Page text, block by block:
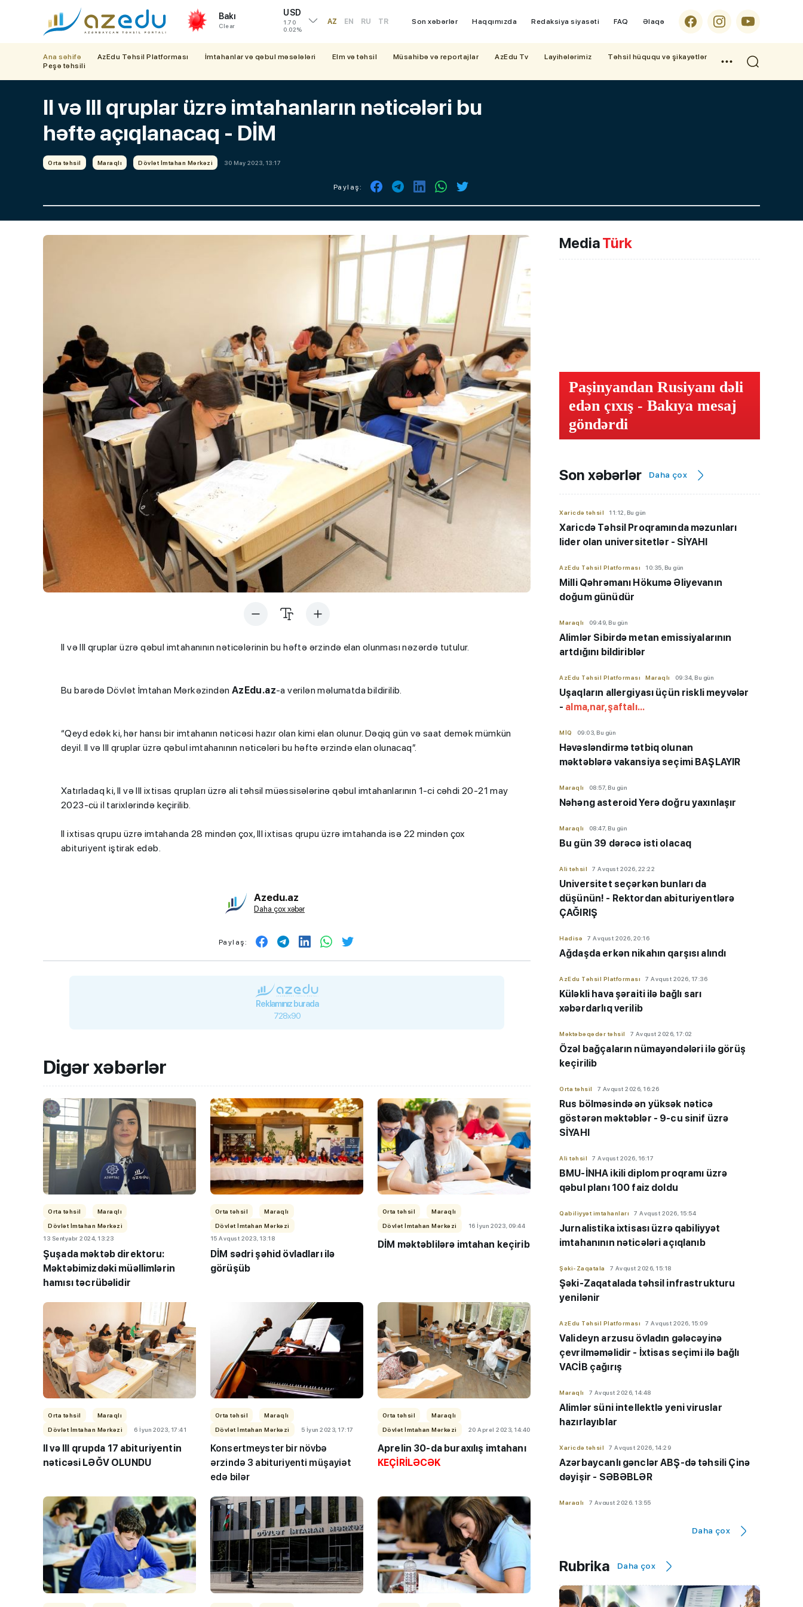
Bakı
Clear
USD
1.70
0.02%
AZ EN RU TR Son xəbərlər Haqqımızda Redaksiya siyasəti FAQ Əlaqə
Ana səhifə AzEdu Təhsil Platforması İmtahanlar və qəbul məsələləri Elm və təhsil Müsahibə və reportajlar AzEdu Tv Layihələrimiz
Təhsil hüququ və şikayətlər
Peşə təhsili
II və III qruplar üzrə imtahanların nəticələri bu
həftə açıqlanacaq - DİM
Orta təhsil Maraqlı Dövlət İmtahan Mərkəzi 30 May 2023, 13:17
Paylaş:
II və III qruplar üzrə qəbul imtahanının nəticələrinin bu həftə ərzində elan olunması nəzərdə tutulur.
Bu barədə Dövlət İmtahan Mərkəzindən AzEdu.az-a verilən məlumatda bildirilib.
“Qeyd edək ki, hər hansı bir imtahanın nəticəsi hazır olan kimi elan olunur. Dəqiq gün və saat demək mümkün
deyil. II və III qruplar üzrə qəbul imtahanının nəticələri bu həftə ərzində elan olunacaq”.
Xatırladaq ki, II və III ixtisas qrupları üzrə ali təhsil müəssisələrinə qəbul imtahanlarının 1-ci cəhdi 20-21 may
2023-cü il tarixlərində keçirilib.
II ixtisas qrupu üzrə imtahanda 28 mindən çox, III ixtisas qrupu üzrə imtahanda isə 22 mindən çox
abituriyent iştirak edəb.
Azedu.az
Daha çox xəbər
Paylaş:
Reklamınız burada
728x90
Digər xəbərlər
Orta təhsil
Maraqlı
Dövlət İmtahan Mərkəzi
13 Sentyabr 2024, 13:23
Şuşada məktəb direktoru:
Məktəbimizdəki müəllimlərin
hamısı təcrübəlidir
Orta təhsil
Maraqlı
Dövlət İmtahan Mərkəzi
15 Avqust 2023, 13:18
DİM sədri şəhid övladları ilə
görüşüb
Orta təhsil
Maraqlı
Dövlət İmtahan Mərkəzi
16 İyun 2023, 09:44
DİM məktəblilərə imtahan keçirib
Orta təhsil
Maraqlı
Dövlət İmtahan Mərkəzi
6 İyun 2023, 17:41
II və III qrupda 17 abituriyentin
nəticəsi LƏĞV OLUNDU
Orta təhsil
Maraqlı
Dövlət İmtahan Mərkəzi
5 İyun 2023, 17:17
Konsertmeyster bir növbə
ərzində 3 abituriyenti müşayiət
edə bilər
Orta təhsil
Maraqlı
Dövlət İmtahan Mərkəzi
20 Aprel 2023, 14:40
Aprelin 30-da buraxılış imtahanı
KEÇİRİLƏCƏK
MediaTürk
Paşinyandan Rusiyanı dəli
edən çıxış - Bakıya mesaj
göndərdi
Son xəbərlər Daha çox
Xaricdə təhsil 11:12, Bu gün
Xaricdə Təhsil Proqramında məzunları
lider olan universitetlər - SİYAHI
AzEdu Təhsil Platforması 10:35, Bu gün
Milli Qəhrəmanı Hökumə Əliyevanın
doğum günüdür
Maraqlı 09:49, Bu gün
Alimlər Sibirdə metan emissiyalarının
artdığını bildiriblər
AzEdu Təhsil Platforması Maraqlı 09:34, Bu gün
Uşaqların allergiyası üçün riskli meyvələr
- alma,nar,şaftalı...
MİQ 09:03, Bu gün
Həvəsləndirmə tətbiq olunan
məktəblərə vakansiya seçimi BAŞLAYIR
Maraqlı 08:57, Bu gün
Nəhəng asteroid Yerə doğru yaxınlaşır
Maraqlı 08:47, Bu gün
Bu gün 39 dərəcə isti olacaq
Ali təhsil 7 Avqust 2026, 22:22
Universitet seçərkən bunları da
düşünün! - Rektordan abituriyentlərə
ÇAĞIRIŞ
Hadisə 7 Avqust 2026, 20:16
Ağdaşda erkən nikahın qarşısı alındı
AzEdu Təhsil Platforması 7 Avqust 2026, 17:36
Küləkli hava şəraiti ilə bağlı sarı
xəbərdarlıq verilib
Məktəbəqədər təhsil 7 Avqust 2026, 17:02
Özəl bağçaların nümayəndələri ilə görüş
keçirilib
Orta təhsil 7 Avqust 2026, 16:26
Rus bölməsində ən yüksək nəticə
göstərən məktəblər - 9-cu sinif üzrə
SİYAHI
Ali təhsil 7 Avqust 2026, 16:17
BMU-İNHA ikili diplom proqramı üzrə
qəbul planı 100 faiz doldu
Qabiliyyət imtahanları 7 Avqust 2026, 15:54
Jurnalistika ixtisası üzrə qabiliyyət
imtahanının nəticələri açıqlanıb
Şəki-Zaqatala 7 Avqust 2026, 15:18
Şəki-Zaqatalada təhsil infrastrukturu
yenilənir
AzEdu Təhsil Platforması 7 Avqust 2026, 15:09
Valideyn arzusu övladın gələcəyinə
çevrilməməlidir - İxtisas seçimi ilə bağlı
VACİB çağırış
Maraqlı 7 Avqust 2026, 14:48
Alimlər süni intellektlə yeni viruslar
hazırlayıblar
Xaricdə təhsil 7 Avqust 2026, 14:29
Azərbaycanlı gənclər ABŞ-də təhsili Çinə
dəyişir - SƏBƏBLƏR
Maraqlı 7 Avqust 2026, 13:55
Azərbaycanla Tacikistan arasında
təhsillə bağlı sənəd İMZALANDI
Daha çox
Rubrika Daha çox